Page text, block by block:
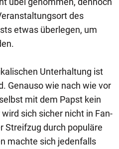
des
etwas überlegen, um
Unterhaltung ist
Genauso wie nach wie vor
mit dem Papst kein
sich sicher nicht in Fan-
Streifzug durch populäre
machte sich jedenfalls